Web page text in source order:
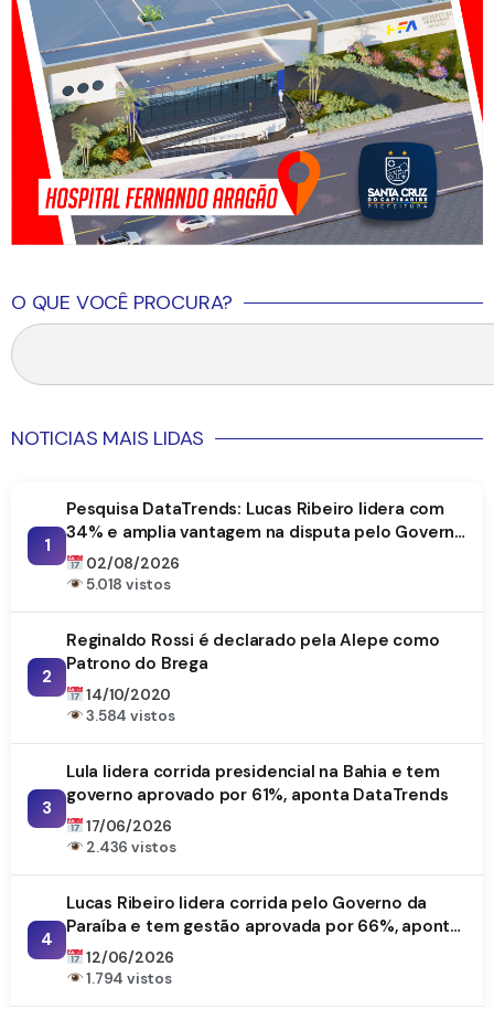
O QUE VOCÊ PROCURA?
NOTICIAS MAIS LIDAS
1
Pesquisa DataTrends: Lucas Ribeiro lidera com
34% e amplia vantagem na disputa pelo Governo
da Paraíba
02/08/2026
5.018 vistos
2
Reginaldo Rossi é declarado pela Alepe como
Patrono do Brega
14/10/2020
3.584 vistos
3
Lula lidera corrida presidencial na Bahia e tem
governo aprovado por 61%, aponta DataTrends
17/06/2026
2.436 vistos
4
Lucas Ribeiro lidera corrida pelo Governo da
Paraíba e tem gestão aprovada por 66%, aponta
DataTrends
12/06/2026
1.794 vistos